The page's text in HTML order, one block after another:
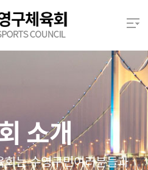
소개
는 수영구민여러분들과